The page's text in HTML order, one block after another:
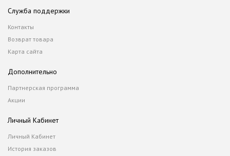
Служба поддержки
Контакты
Возврат товара
Карта сайта
Дополнительно
Партнерская программа
Акции
Личный Кабинет
Личный Кабинет
История заказов